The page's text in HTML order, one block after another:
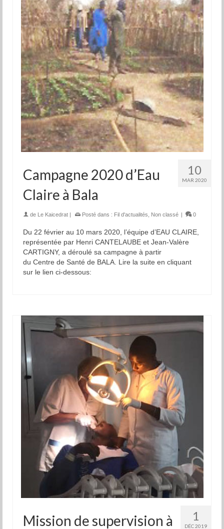
10
MAR 2020
Campagne 2020 d’Eau
Claire à Bala
de Le Kaicedrat | Posté dans : Fil d'actualités Non classé | 0
Du 22 février au 10 mars 2020, l’équipe d’EAU CLAIRE,
représentée par Henri CANTELAUBE et Jean-Valère
CARTIGNY, a déroulé sa campagne à partir
du Centre de Santé de BALA. Lire la suite en cliquant
sur le lien ci-dessous:
1
DÉC 2019
Mission de supervision à